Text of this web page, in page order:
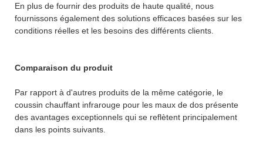
En plus de fournir des produits de haute qualité, nous
fournissons également des solutions efficaces basées sur les
conditions réelles et les besoins des différents clients.
Comparaison du produit
Par rapport à d'autres produits de la même catégorie, le
coussin chauffant infrarouge pour les maux de dos présente
des avantages exceptionnels qui se reflètent principalement
dans les points suivants.